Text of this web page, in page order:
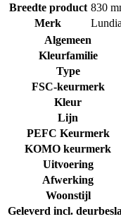
Breedte product 830
Merk
Lundia
Algemeen
Kleurfamilie
Type
FSC-keurmerk
Kleur
Lijn
PEFC Keurmerk
KOMO keurmerk
Uitvoering
Afwerking
Woonstijl
Geleverd incl.